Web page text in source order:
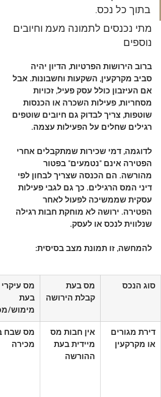
בתוך כל נכס.
מתי נכנסים לתמונה מעמ וחיובים
נוספים
ברוב הירושות הפרטיות, הדיון יהיה
סביב מקרקעין, השקעות וחשבונות. אבל
אם העיזבון כולל עסק פעיל, זכויות
מסחריות, פעילות השכרה או הכנסות
שוטפות, צריך לבדוק גם חיובים שוטפים
רגילים שחלים על הפעילות עצמה.
לדוגמה, דמי שכירות שמתקבלים אחרי
הפטירה אינם "נטמעים" בפטור
מהורשה. הם הכנסה שצריך לבחון לפי
דיני המס הרגילים. כך גם לגבי פעילות
עסקית שממשיכה לפעול לאחר
הפטירה. ירושה לא מוחקת חבות רגילה
שנלווית לנכס או לעסק.
להמחשה, זו תמונת מצב בסיסית:
סוג הנכס
מס בעת
קבלת הירושה
מס עיקרי
בעת
מימוש/
דירת מגורים
או מקרקעין
אין חבות מס
מיידית בעת
ההורשה
מס שבח
מכירה